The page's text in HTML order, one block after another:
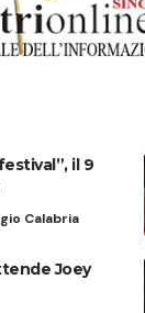
il 9
Calabria
Joey